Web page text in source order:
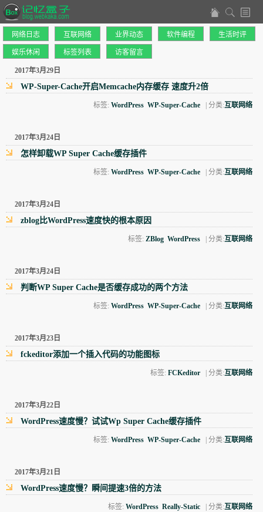
网络日志 互联网络 业界动态 软件编程 生活时评
娱乐休闲 标签列表 访客留言
2017年3月29日
WP-Super-Cache开启Memcache内存缓存 速度升2倍
标签:WordPress WP-Super-Cache | 分类:互联网络
2017年3月24日
怎样卸载WP Super Cache缓存插件
标签:WordPress WP-Super-Cache | 分类:互联网络
2017年3月24日
zblog比WordPress速度快的根本原因
标签:ZBlog WordPress | 分类:互联网络
2017年3月24日
判断WP Super Cache是否缓存成功的两个方法
标签:WordPress WP-Super-Cache | 分类:互联网络
2017年3月23日
fckeditor添加一个插入代码的功能图标
标签:FCKeditor | 分类:互联网络
2017年3月22日
WordPress速度慢？试试Wp Super Cache缓存插件
标签:WordPress WP-Super-Cache | 分类:互联网络
2017年3月21日
WordPress速度慢？瞬间提速3倍的方法
标签:WordPress Really-Static | 分类:互联网络